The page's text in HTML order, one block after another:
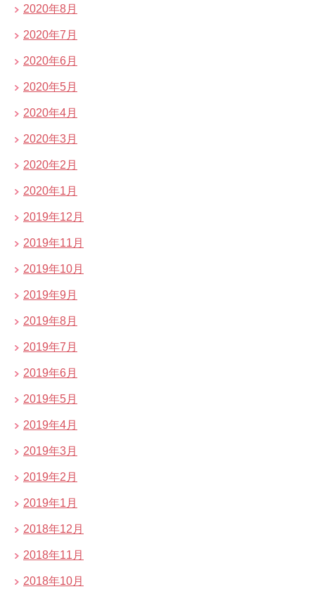
2020年8月
2020年7月
2020年6月
2020年5月
2020年4月
2020年3月
2020年2月
2020年1月
2019年12月
2019年11月
2019年10月
2019年9月
2019年8月
2019年7月
2019年6月
2019年5月
2019年4月
2019年3月
2019年2月
2019年1月
2018年12月
2018年11月
2018年10月